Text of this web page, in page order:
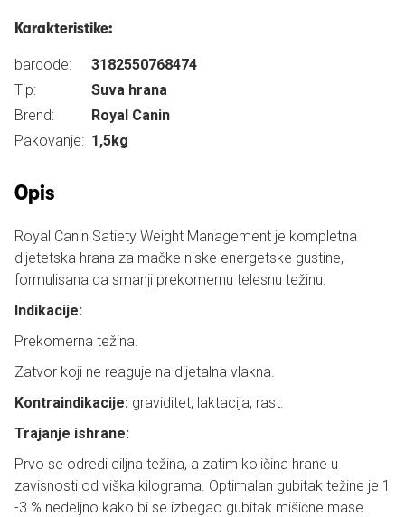
Karakteristike:
barcode:
3182550768474
Tip:
Suva hrana
Brend:
Royal Canin
Pakovanje: 1,5kg
Opis
Royal Canin Satiety Weight Management je kompletna
dijetetska hrana za mačke niske energetske gustine,
formulisana da smanji prekomernu telesnu težinu.
Indikacije:
Prekomerna težina.
Zatvor koji ne reaguje na dijetalna vlakna.
Kontraindikacije: graviditet, laktacija, rast.
Trajanje ishrane:
Prvo se odredi ciljna težina, a zatim količina hrane u
zavisnosti od viška kilograma. Optimalan gubitak težine je 1
-3 % nedeljno kako bi se izbegao gubitak mišićne mase.